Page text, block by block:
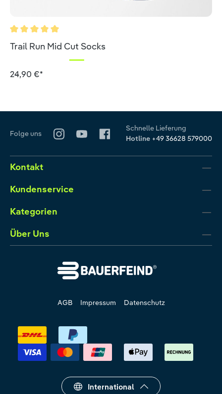
Durchschnittliche Bewertung von 5 von 5 Sternen
Trail Run Mid Cut Socks
24,90 €*
Folge uns
Schnelle Lieferung
Hotline +49 36628 579000
Kontakt
Kundenservice
Kategorien
Über Uns
AGB Impressum Datenschutz
International